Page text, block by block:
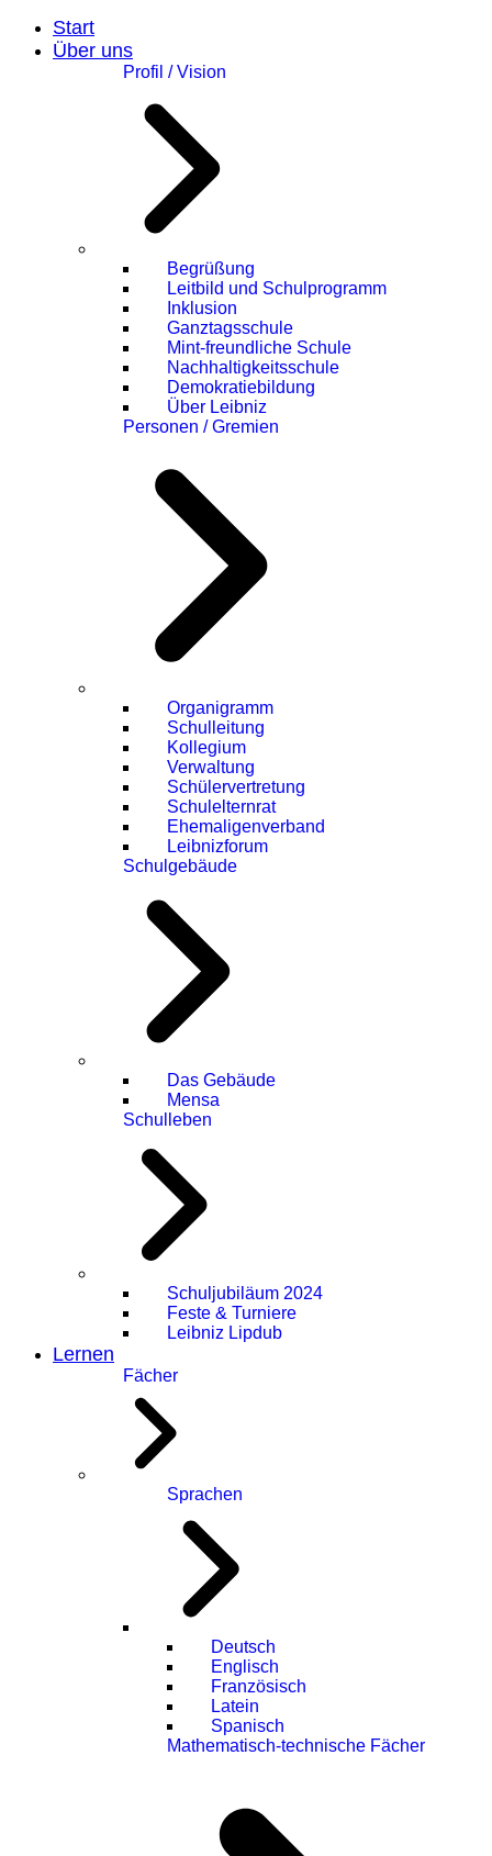
Start
Über uns
Profil / Vision
Begrüßung
Leitbild und Schulprogramm
Inklusion
Ganztagsschule
Mint-freundliche Schule
Nachhaltigkeitsschule
Demokratiebildung
Über Leibniz
Personen / Gremien
Organigramm
Schulleitung
Kollegium
Verwaltung
Schülervertretung
Schulelternrat
Ehemaligenverband
Leibnizforum
Schulgebäude
Das Gebäude
Mensa
Schulleben
Schuljubiläum 2024
Feste & Turniere
Leibniz Lipdub
Lernen
Fächer
Sprachen
Deutsch
Englisch
Französisch
Latein
Spanisch
Mathematisch-technische Fächer